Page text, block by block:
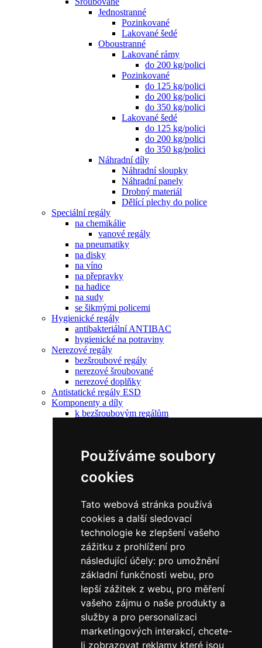
Používáme soubory
cookies
Tato webová stránka používá
cookies a další sledovací
technologie ke zlepšení vašeho
zážitku z prohlížení pro
následující účely: pro umožnění
základní funkčnosti webu, pro
lepší zážitek z webu, pro měření
vašeho zájmu o naše produkty a
služby a pro personalizaci
marketingových interakcí, chcete-
li zobrazovat reklamy které jsou
Jednostranné
Pozinkované
Lakované šedé
Oboustranné
Lakované rámy
do 200 kg/polici
Pozinkované
do 125 kg/polici
do 200 kg/polici
do 350 kg/polici
Lakované šedé
do 125 kg/polici
do 200 kg/polici
do 350 kg/polici
Náhradní díly
Náhradní sloupky
Náhradní panely
Drobný materiál
Dělící plechy do police
Speciální regály
na chemikálie
vanové regály
na pneumatiky
na disky
na víno
na přepravky
na hadice
na sudy
se šikmými policemi
Hygienické regály
antibakteriální ANTIBAC
hygienické na potraviny
Nerezové regály
bezšroubové regály
nerezové šroubované
nerezové doplňky
Antistatické regály ESD
Komponenty a díly
k bezšroubovým regálům
ke šroubovaným regálům
Náhradní police
Náhradní panely
náhradní police
Pozinkované
do 125 kg/polici
do 190 kg/polici
do 200 kg/polici
do 240 kg/polici
do 330 kg/polici
do 350 kg/polici
Lakované šedé
do 125 kg/polici
do 200 kg/polici
do 350 kg/polici
do 190 kg/polici